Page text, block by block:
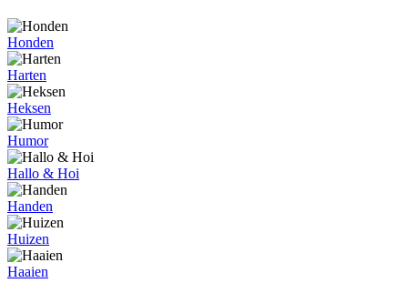
Honden
Harten
Heksen
Humor
Hallo & Hoi
Handen
Huizen
Haaien